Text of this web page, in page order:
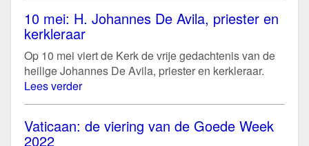
10 mei: H. Johannes De Avila, priester en
kerkleraar
Op 10 mei viert de Kerk de vrije gedachtenis van de
heilige Johannes De Avila, priester en kerkleraar.
Lees verder
Vaticaan: de viering van de Goede Week
2022